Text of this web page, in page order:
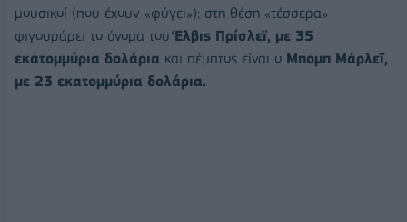
μουσικοί (που έχουν «φύγει»): στη θέση «τέσσερα»
φιγουράρει το όνομα τουΈλβις Πρίσλεϊ, με 35
εκατομμύρια δολάρια και πέμπτος είναι ο Μπομπ Μάρλεϊ,
με 23 εκατομμύρια δολάρια.